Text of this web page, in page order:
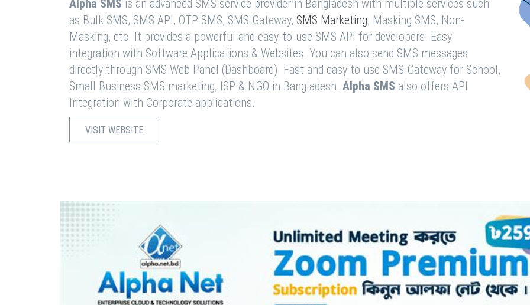
Alpha SMS is an advanced SMS service provider in Bangladesh with multiple services such
as Bulk SMS, SMS API, OTP SMS, SMS Gateway, SMS Marketing, Masking SMS, Non-
Masking, etc. It provides a powerful and easy-to-use SMS API for developers. Easy
integration with Software Applications & Websites. You can also send SMS messages
directly through SMS Web Panel (Dashboard). Fast and easy to use SMS Gateway for School,
Small Business SMS marketing, ISP & NGO in Bangladesh. Alpha SMS also offers API
Integration with Corporate applications.
VISIT WEBSITE